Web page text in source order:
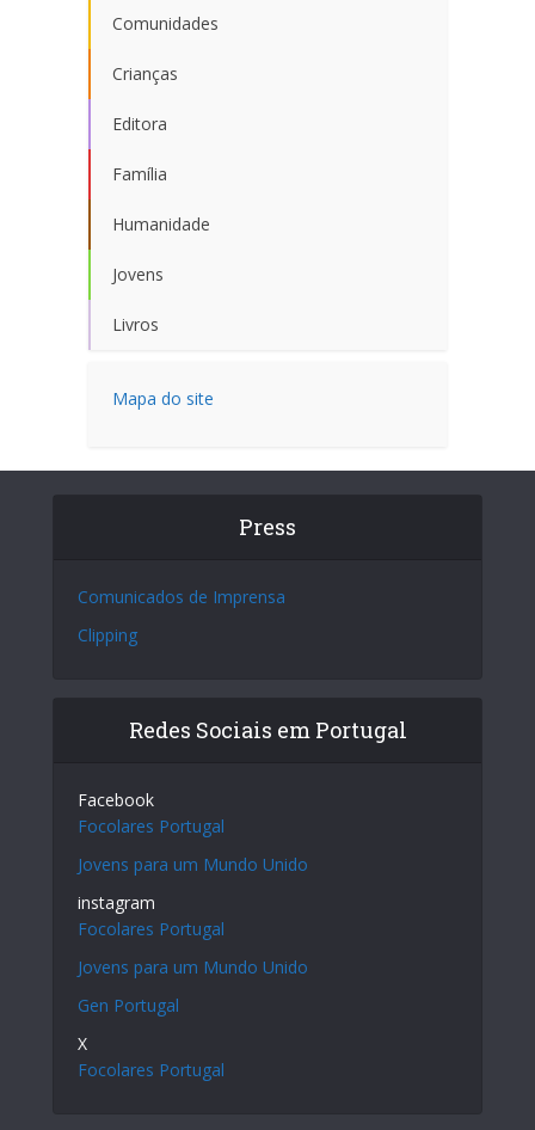
Comunidades
Crianças
Editora
Família
Humanidade
Jovens
Livros
Mapa do site
Press
Comunicados de Imprensa
Clipping
Redes Sociais em Portugal
Facebook
Focolares Portugal
Jovens para um Mundo Unido
instagram
Focolares Portugal
Jovens para um Mundo Unido
Gen Portugal
X
Focolares Portugal